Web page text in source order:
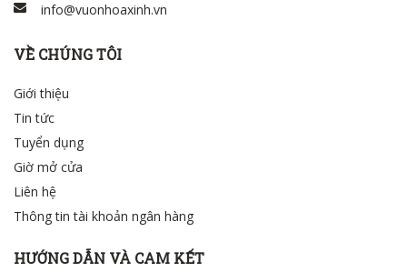
info@vuonhoaxinh.vn
VỀ CHÚNG TÔI
Giới thiệu
Tin tức
Tuyển dụng
Giờ mở cửa
Liên hệ
Thông tin tài khoản ngân hàng
HƯỚNG DẪN VÀ CAM KẾT